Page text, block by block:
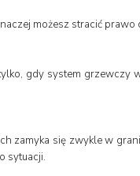
możesz stracić
gdy system
zamyka się zwykle w
sytuacji.